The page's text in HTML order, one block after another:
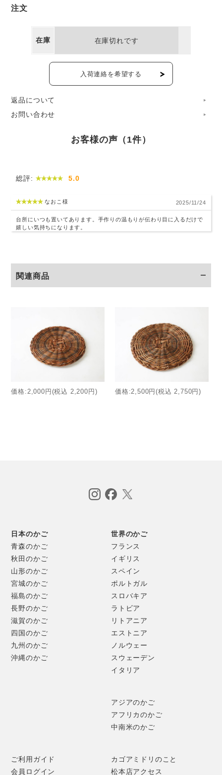
1947年創業の老舗工房「宮本工芸」の職人の手により、一
つ一つ仕上げられています。
こちらは、あけびの蔓を丸く編んだ、土瓶敷き。
ポットマットや鍋敷きとしてもお使いいただける、直径約
さまざまな茶色の入り混じる、やさしい天然色。シンプル
(21cm)。
注文
在庫 在庫切れです
入荷連絡を希望する
返品について
お問い合わせ
お客様の声（1件）
総評: 5.0
なおこ様 2025/11/24
台所にいつも置いてあります。手作りの温もりが伝わり目に入るだけで
嬉しい気持ちになります。
関連商品
価格:2,000円(税込 2,200円) 価格:2,500円(税込 2,750円)
日本のかご
青森のかご
秋田のかご
山形のかご
宮城のかご
福島のかご
長野のかご
滋賀のかご
四国のかご
九州のかご
沖縄のかご
世界のかご
フランス
イギリス
スペイン
ポルトガル
スロバキア
ラトビア
リトアニア
エストニア
ノルウェー
スウェーデン
イタリア
アジアのかご
アフリカのかご
中南米のかご
ご利用ガイド
会員ログイン
カゴアミドリのこと
松本店アクセス